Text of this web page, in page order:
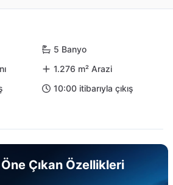
5 Banyo
1.276 m² Arazi
10:00 itibarıyla çıkış
Çıkan Özellikleri